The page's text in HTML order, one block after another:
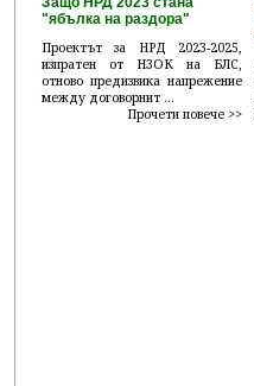
"ябълка на раздора"
Проектът за НРД 2023-2025,
изпратен от НЗОК на БЛС,
отново предизвика напрежение
между договорнит ...
Прочети повече >>